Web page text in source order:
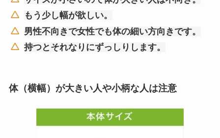
もう少し幅が欲しい。
男性不向きで女性でも体の細い方向きです。
持つとそれなりにずっしりします。
体（横幅）が大きい人や小柄な人は注意